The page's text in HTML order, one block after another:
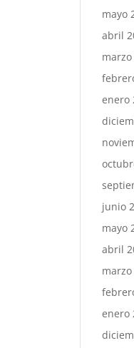
mayo
abril
marzo
enero
junio
mayo
abril
enero